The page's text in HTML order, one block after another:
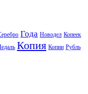
Года Новодел Копеек
Копия Копии Рубль